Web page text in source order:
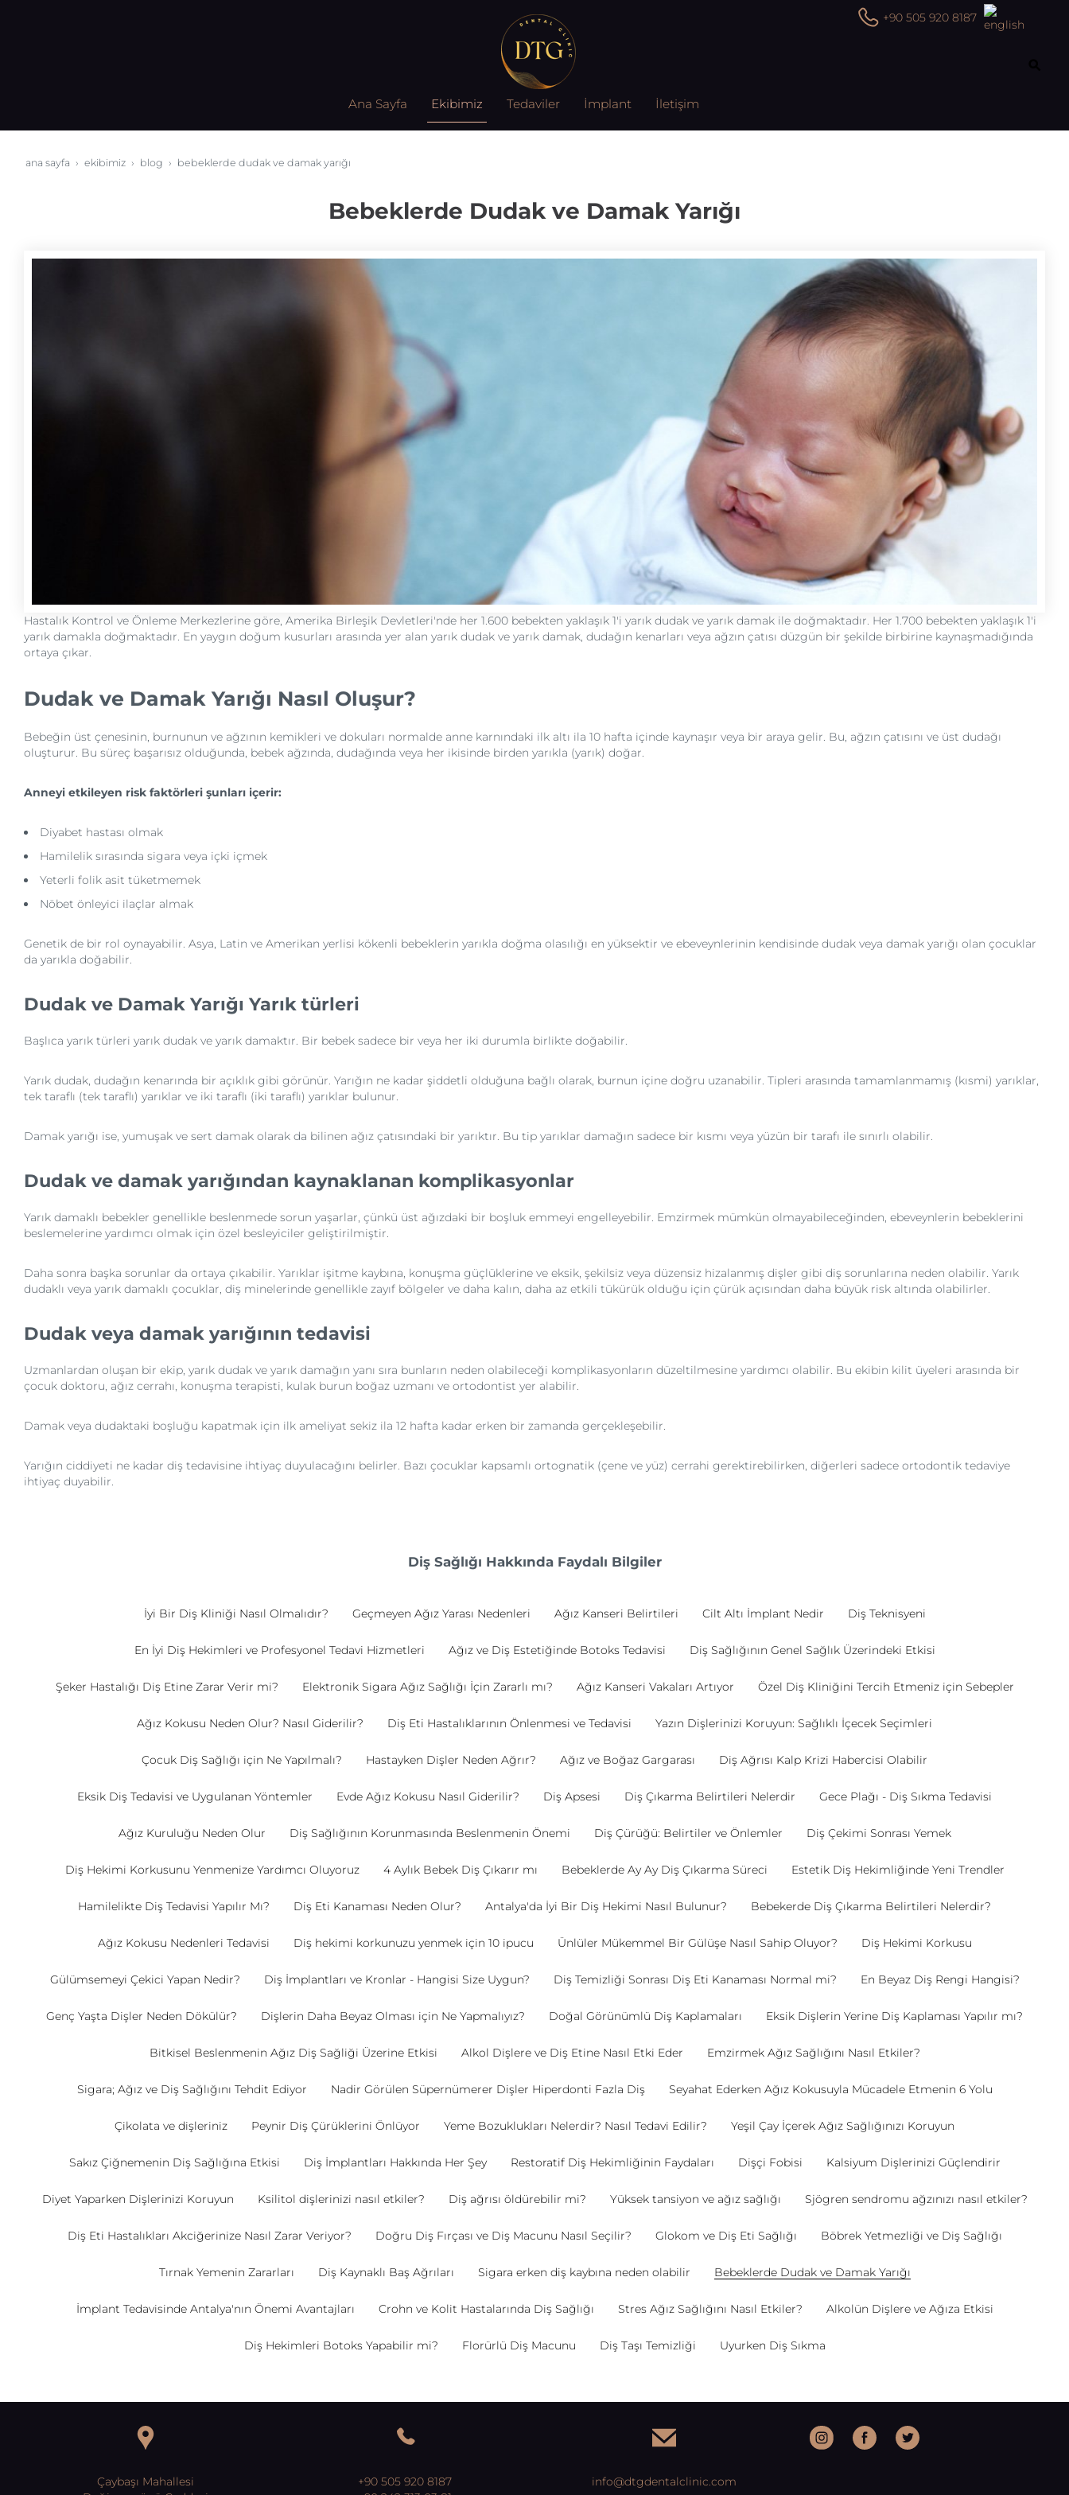
+90 505 920 8187
Ana Sayfa Ekibimiz Tedaviler İmplant İletişim
ana sayfa ekibimiz blog bebeklerde dudak ve damak yarığı
Bebeklerde Dudak ve Damak Yarığı
Hastalık Kontrol ve Önleme Merkezlerine göre, Amerika Birleşik Devletleri'nde her 1.600 bebekten yaklaşık 1'i yarık dudak ve yarık damak ile doğmaktadır. Her 1.700 bebekten yaklaşık 1'i
yarık damakla doğmaktadır. En yaygın doğum kusurları arasında yer alan yarık dudak ve yarık damak, dudağın kenarları veya ağzın çatısı düzgün bir şekilde birbirine kaynaşmadığında
ortaya çıkar.
Dudak ve Damak Yarığı Nasıl Oluşur?
Bebeğin üst çenesinin, burnunun ve ağzının kemikleri ve dokuları normalde anne karnındaki ilk altı ila 10 hafta içinde kaynaşır veya bir araya gelir. Bu, ağzın çatısını ve üst dudağı
oluşturur. Bu süreç başarısız olduğunda, bebek ağzında, dudağında veya her ikisinde birden yarıkla (yarık) doğar.
Anneyi etkileyen risk faktörleri şunları içerir:
Diyabet hastası olmak
Hamilelik sırasında sigara veya içki içmek
Yeterli folik asit tüketmemek
Nöbet önleyici ilaçlar almak
Genetik de bir rol oynayabilir. Asya, Latin ve Amerikan yerlisi kökenli bebeklerin yarıkla doğma olasılığı en yüksektir ve ebeveynlerinin kendisinde dudak veya damak yarığı olan çocuklar
da yarıkla doğabilir.
Dudak ve Damak Yarığı Yarık türleri
Başlıca yarık türleri yarık dudak ve yarık damaktır. Bir bebek sadece bir veya her iki durumla birlikte doğabilir.
Yarık dudak, dudağın kenarında bir açıklık gibi görünür. Yarığın ne kadar şiddetli olduğuna bağlı olarak, burnun içine doğru uzanabilir. Tipleri arasında tamamlanmamış (kısmi) yarıklar,
tek taraflı (tek taraflı) yarıklar ve iki taraflı (iki taraflı) yarıklar bulunur.
Damak yarığı ise, yumuşak ve sert damak olarak da bilinen ağız çatısındaki bir yarıktır. Bu tip yarıklar damağın sadece bir kısmı veya yüzün bir tarafı ile sınırlı olabilir.
Dudak ve damak yarığından kaynaklanan komplikasyonlar
Yarık damaklı bebekler genellikle beslenmede sorun yaşarlar, çünkü üst ağızdaki bir boşluk emmeyi engelleyebilir. Emzirmek mümkün olmayabileceğinden, ebeveynlerin bebeklerini
beslemelerine yardımcı olmak için özel besleyiciler geliştirilmiştir.
Daha sonra başka sorunlar da ortaya çıkabilir. Yarıklar işitme kaybına, konuşma güçlüklerine ve eksik, şekilsiz veya düzensiz hizalanmış dişler gibi diş sorunlarına neden olabilir. Yarık
dudaklı veya yarık damaklı çocuklar, diş minelerinde genellikle zayıf bölgeler ve daha kalın, daha az etkili tükürük olduğu için çürük açısından daha büyük risk altında olabilirler.
Dudak veya damak yarığının tedavisi
Uzmanlardan oluşan bir ekip, yarık dudak ve yarık damağın yanı sıra bunların neden olabileceği komplikasyonların düzeltilmesine yardımcı olabilir. Bu ekibin kilit üyeleri arasında bir
çocuk doktoru, ağız cerrahı, konuşma terapisti, kulak burun boğaz uzmanı ve ortodontist yer alabilir.
Damak veya dudaktaki boşluğu kapatmak için ilk ameliyat sekiz ila 12 hafta kadar erken bir zamanda gerçekleşebilir.
Yarığın ciddiyeti ne kadar diş tedavisine ihtiyaç duyulacağını belirler. Bazı çocuklar kapsamlı ortognatik (çene ve yüz) cerrahi gerektirebilirken, diğerleri sadece ortodontik tedaviye
ihtiyaç duyabilir.
Diş Sağlığı Hakkında Faydalı Bilgiler
İyi Bir Diş Kliniği Nasıl Olmalıdır? Geçmeyen Ağız Yarası Nedenleri Ağız Kanseri Belirtileri Cilt Altı İmplant Nedir Diş Teknisyeni
En İyi Diş Hekimleri ve Profesyonel Tedavi Hizmetleri Ağız ve Diş Estetiğinde Botoks Tedavisi Diş Sağlığının Genel Sağlık Üzerindeki Etkisi
Şeker Hastalığı Diş Etine Zarar Verir mi? Elektronik Sigara Ağız Sağlığı İçin Zararlı mı? Ağız Kanseri Vakaları Artıyor Özel Diş Kliniğini Tercih Etmeniz için Sebepler
Ağız Kokusu Neden Olur? Nasıl Giderilir? Diş Eti Hastalıklarının Önlenmesi ve Tedavisi Yazın Dişlerinizi Koruyun: Sağlıklı İçecek Seçimleri
Çocuk Diş Sağlığı için Ne Yapılmalı? Hastayken Dişler Neden Ağrır? Ağız ve Boğaz Gargarası Diş Ağrısı Kalp Krizi Habercisi Olabilir
Eksik Diş Tedavisi ve Uygulanan Yöntemler Evde Ağız Kokusu Nasıl Giderilir? Diş Apsesi Diş Çıkarma Belirtileri Nelerdir Gece Plağı - Diş Sıkma Tedavisi
Ağız Kuruluğu Neden Olur Diş Sağlığının Korunmasında Beslenmenin Önemi Diş Çürüğü: Belirtiler ve Önlemler Diş Çekimi Sonrası Yemek
Diş Hekimi Korkusunu Yenmenize Yardımcı Oluyoruz 4 Aylık Bebek Diş Çıkarır mı Bebeklerde Ay Ay Diş Çıkarma Süreci Estetik Diş Hekimliğinde Yeni Trendler
Hamilelikte Diş Tedavisi Yapılır Mı? Diş Eti Kanaması Neden Olur? Antalya'da İyi Bir Diş Hekimi Nasıl Bulunur? Bebekerde Diş Çıkarma Belirtileri Nelerdir?
Ağız Kokusu Nedenleri Tedavisi Diş hekimi korkunuzu yenmek için 10 ipucu Ünlüler Mükemmel Bir Gülüşe Nasıl Sahip Oluyor? Diş Hekimi Korkusu
Gülümsemeyi Çekici Yapan Nedir? Diş İmplantları ve Kronlar - Hangisi Size Uygun? Diş Temizliği Sonrası Diş Eti Kanaması Normal mi? En Beyaz Diş Rengi Hangisi?
Genç Yaşta Dişler Neden Dökülür? Dişlerin Daha Beyaz Olması için Ne Yapmalıyız? Doğal Görünümlü Diş Kaplamaları Eksik Dişlerin Yerine Diş Kaplaması Yapılır mı?
Bitkisel Beslenmenin Ağız Diş Sağliği Üzerine Etkisi Alkol Dişlere ve Diş Etine Nasıl Etki Eder Emzirmek Ağız Sağlığını Nasıl Etkiler?
Sigara; Ağız ve Diş Sağlığını Tehdit Ediyor Nadir Görülen Süpernümerer Dişler Hiperdonti Fazla Diş Seyahat Ederken Ağız Kokusuyla Mücadele Etmenin 6 Yolu
Çikolata ve dişleriniz Peynir Diş Çürüklerini Önlüyor Yeme Bozuklukları Nelerdir? Nasıl Tedavi Edilir? Yeşil Çay İçerek Ağız Sağlığınızı Koruyun
Sakız Çiğnemenin Diş Sağlığına Etkisi Diş İmplantları Hakkında Her Şey Restoratif Diş Hekimliğinin Faydaları Dişçi Fobisi Kalsiyum Dişlerinizi Güçlendirir
Diyet Yaparken Dişlerinizi Koruyun Ksilitol dişlerinizi nasıl etkiler? Diş ağrısı öldürebilir mi? Yüksek tansiyon ve ağız sağlığı Sjögren sendromu ağzınızı nasıl etkiler?
Diş Eti Hastalıkları Akciğerinize Nasıl Zarar Veriyor? Doğru Diş Fırçası ve Diş Macunu Nasıl Seçilir? Glokom ve Diş Eti Sağlığı Böbrek Yetmezliği ve Diş Sağlığı
Tırnak Yemenin Zararları Diş Kaynaklı Baş Ağrıları Sigara erken diş kaybına neden olabilir Bebeklerde Dudak ve Damak Yarığı
İmplant Tedavisinde Antalya'nın Önemi Avantajları Crohn ve Kolit Hastalarında Diş Sağlığı Stres Ağız Sağlığını Nasıl Etkiler? Alkolün Dişlere ve Ağıza Etkisi
Diş Hekimleri Botoks Yapabilir mi? Florürlü Diş Macunu Diş Taşı Temizliği Uyurken Diş Sıkma
Çaybaşı Mahallesi
+90 505 920 8187
info@dtgdentalclinic.com